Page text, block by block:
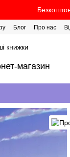
Блог Про нас
книжки
магазин